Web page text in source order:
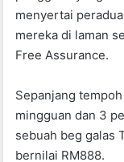
o
k
p
menyertai
mereka di laman
Free Assurance.
Sepanjang
mingguan dan 3
sebuah beg galas
bernilai RM888.